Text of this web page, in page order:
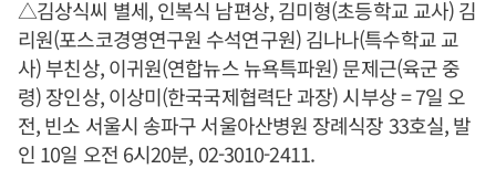
△김상식씨 별세, 인복식 남편상, 김미형(초등학교 교사) 김
리원(포스코경영연구원 수석연구원) 김나나(특수학교 교
사) 부친상, 이귀원(연합뉴스 뉴욕특파원) 문제근(육군 중
령) 장인상, 이상미(한국국제협력단 과장) 시부상 = 7일 오
전, 빈소 서울시 송파구 서울아산병원 장례식장 33호실, 발
인 10일 오전 6시20분, 02-3010-2411.